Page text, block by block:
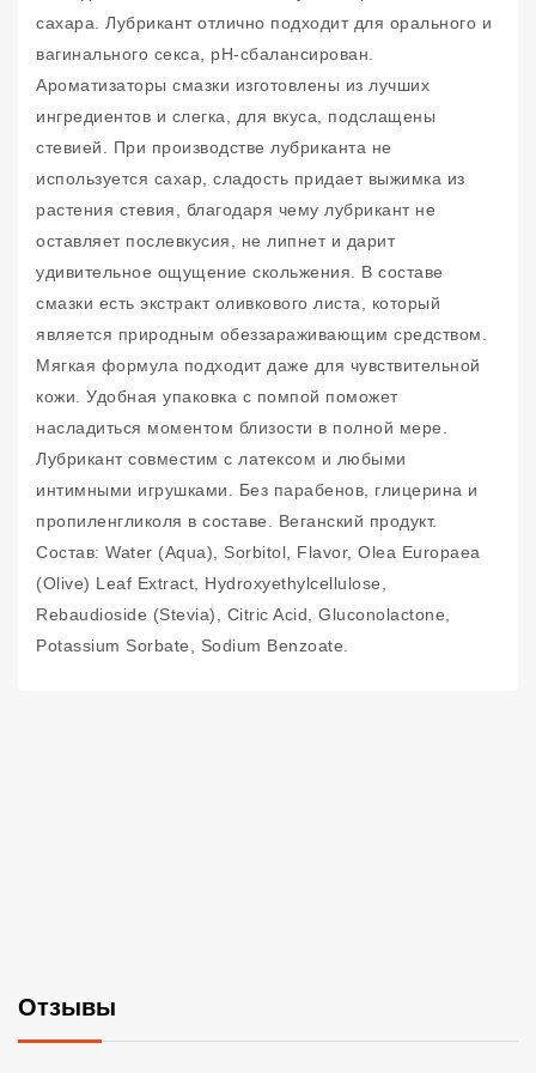
сахара. Лубрикант отлично подходит для орального и
вагинального секса, pH-сбалансирован.
Ароматизаторы смазки изготовлены из лучших
ингредиентов и слегка, для вкуса, подслащены
стевией. При производстве лубриканта не
используется сахар, сладость придает выжимка из
растения стевия, благодаря чему лубрикант не
оставляет послевкусия, не липнет и дарит
удивительное ощущение скольжения. В составе
смазки есть экстракт оливкового листа, который
является природным обеззараживающим средством.
Мягкая формула подходит даже для чувствительной
кожи. Удобная упаковка с помпой поможет
насладиться моментом близости в полной мере.
Лубрикант совместим с латексом и любыми
интимными игрушками. Без парабенов, глицерина и
пропиленгликоля в составе. Веганский продукт.
Состав: Water (Aqua), Sorbitol, Flavor, Olea Europaea
(Olive) Leaf Extract, Hydroxyethylcellulose,
Rebaudioside (Stevia), Citric Acid, Gluconolactone,
Potassium Sorbate, Sodium Benzoate.
Отзывы